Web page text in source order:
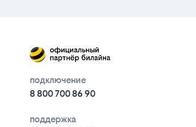
подключение
8 800 700 86 90
поддержка